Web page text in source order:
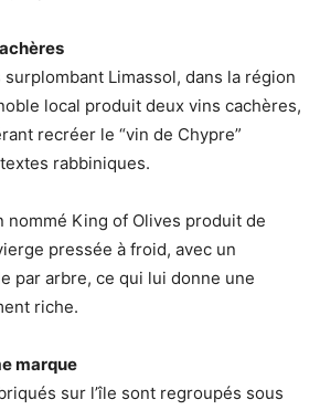
Limassol, dans la région
local produit deux vins cachères,
recréer le “vin de Chypre”
rabbiniques.
nommé King of Olives produit de
pressée à froid, avec un
par arbre, ce qui lui donne une
riche.
marque
sur l’île sont regroupés sous